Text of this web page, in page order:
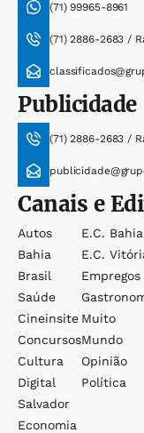
(71) 99965-8961
(71) 2886-2683 /
Publicidade
(71) 2886-2683 /
Canais e
Autos
Bahia
Brasil
Saúde
Cineinsite
Concursos
Cultura
Digital
Salvador
Economia
E.c. Bahia
E.c.
Empregos
Muito
Mundo
Opinião
Política